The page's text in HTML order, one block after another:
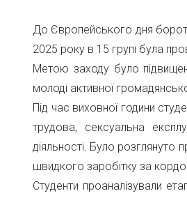
До Європейського дня
2025 року в 15 групі була
Метою заходу було
молоді активної
Під час виховної години
трудова, сексуальна
діяльності. Було розглянуто
швидкого заробітку за
Студенти проаналізували